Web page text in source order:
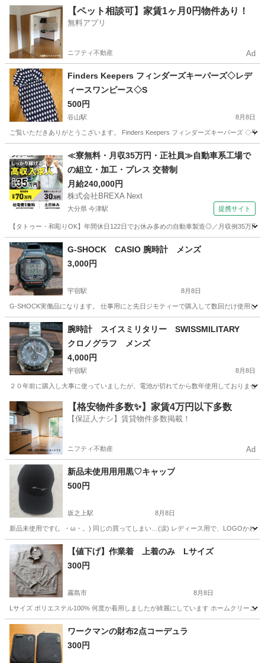
鹿児島市 高見橋駅 ジャケット
【ペット相談可】家賃1ヶ月0円物件あり！
無料アプリ
ニフティ不動産 Ad
Finders Keepers フィンダーズキーパーズ◇レデ
ィースワンピース◇S
500円
谷山駅 8月8日
ご覧いただきありがとうこざいます。 Finders Keepers フィンダーズキーパーズ ◇平
谷山駅 服/ファッション サイト
≪寮無料・月収35万円・正社員≫自動車系工場で
の組立・加工・プレス 交替制
月給240,000円
株式会社BREXA Next
大分県 今津駅 提携サイト
【タトゥー・和彫りOK】年間休日122日でお休み多めの自動車製造◎／月収例35万
大分 中津市
G-SHOCK CASIO 腕時計 メンズ
3,000円
宇宿駅 8月8日
G-SHOCK実働品になります。 仕事用にと先日ジモティーで購入して数回だけ使用し
鹿児島 鹿児島市 宇宿駅 アクセサリー
腕時計 スイスミリタリー SWISSMILITARY
クロノグラフ メンズ
4,000円
宇宿駅 8月8日
２０年前に購入し大事に使っていましたが、電池が切れてから数年使用しておりませ
鹿児島 鹿児島市 宇宿駅 アクセサリー
【格安物件多数✨】家賃4万円以下多数
【保証人ナシ】賃貸物件多数掲載！
ニフティ不動産 Ad
新品未使用用用黒♡キャップ
500円
坂之上駅 8月8日
新品未使用です(。・ω・。) 同じの買ってしまい…(涙) レディース用で、LOGOかわい
鹿児島 鹿児島市 坂之上駅 小物
【値下げ】作業着 上着のみ Lサイズ
300円
霧島市 8月8日
Lサイズ ポリエステル100% 何度か着用しましたが綺麗にしています ホームクリーニ
鹿児島 霧島市 その他 作業着
ワークマンの財布2点コーデュラ
300円